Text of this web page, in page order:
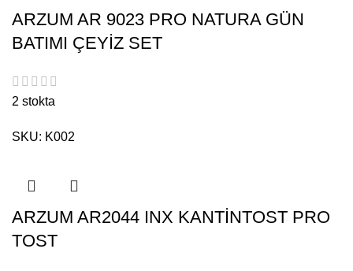
ARZUM AR 9023 PRO NATURA GÜN
BATIMI ÇEYİZ SET
2 stokta
SKU: K002
ARZUM AR2044 INX KANTİNTOST PRO
TOST